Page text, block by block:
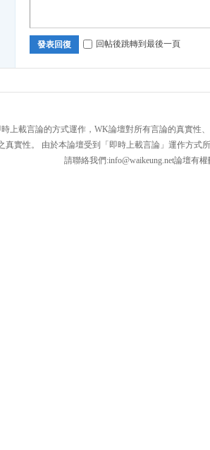
發表回復 回帖後跳轉到最後一頁
上載言論的方式運作，WK論壇對所有言論的真實
真實性。 由於本論壇受到「即時上載言論」運作方
請聯絡我們:info@waikeung.net論壇有